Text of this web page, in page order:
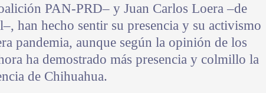
PAN-PRD– y Juan Carlos Loera –de
han hecho sentir su presencia y su activismo
pandemia, aunque según la opinión de los
ha demostrado más presencia y colmillo la
de Chihuahua.